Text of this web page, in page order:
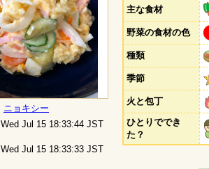
ニョキシー
Wed Jul 15 18:33:44 JST
Wed Jul 15 18:33:33 JST
主な食材
野菜の食材の色
種類
季節
火と包丁
ひとりででき
た？